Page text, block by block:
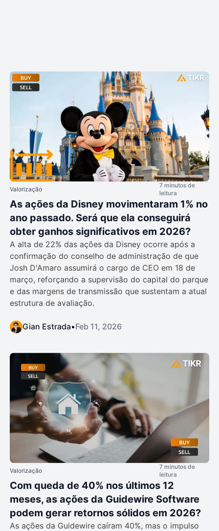
Valorização
7 minutos de
leitura
As ações da Disney movimentaram 1% no
ano passado. Será que ela conseguirá
obter ganhos significativos em 2026?
A alta de 22% das ações da Disney ocorre após a
confirmação do conselho de administração de que
Josh D'Amaro assumirá o cargo de CEO em 18 de
março, reforçando a supervisão do capital do parque
e das margens de transmissão que sustentam a atual
estrutura de avaliação.
Gian Estrada•Feb 11, 2026
Valorização
7 minutos de
leitura
Com queda de 40% nos últimos 12
meses, as ações da Guidewire Software
podem gerar retornos sólidos em 2026?
As ações da Guidewire caíram 40%, mas o impulso